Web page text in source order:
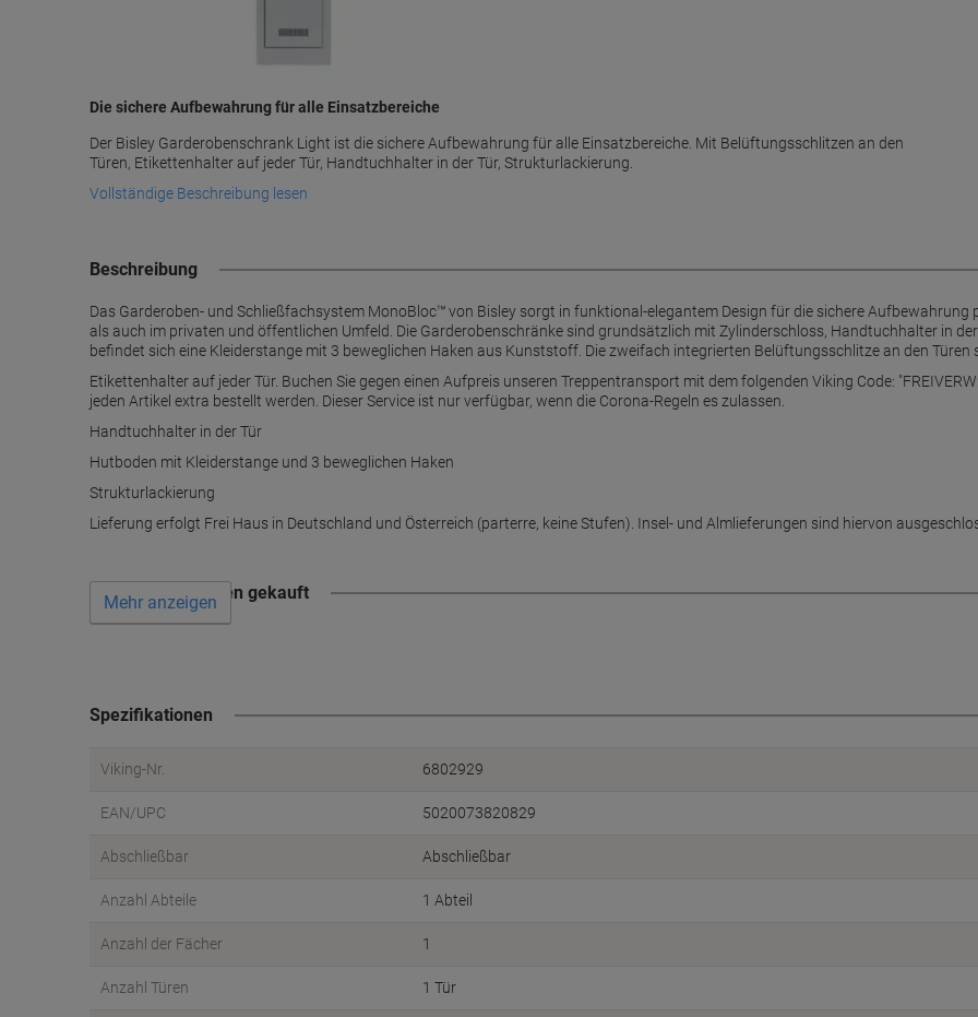
Die sichere Aufbewahrung für alle Einsatzbereiche
Der Bisley Garderobenschrank Light ist die sichere Aufbewahrung für alle Einsatzbereiche. Mit Belüftungsschlitzen an den
Türen, Etikettenhalter auf jeder Tür, Handtuchhalter in der Tür, Strukturlackierung.
Vollständige Beschreibung lesen
Beschreibung
Das Garderoben- und Schließfachsystem MonoBloc™ von Bisley sorgt in funktional-elegantem Design für die sichere
als auch im privaten und öffentlichen Umfeld. Die Garderobenschränke sind grundsätzlich mit Zylinderschloss, Handtuchhalter in
befindet sich eine Kleiderstange mit 3 beweglichen Haken aus Kunststoff. Die zweifach integrierten Belüftungsschlitze an den
Etikettenhalter auf jeder Tür. Buchen Sie gegen einen Aufpreis unseren Treppentransport mit dem folgenden Viking Code:
jeden Artikel extra bestellt werden. Dieser Service ist nur verfügbar, wenn die Corona-Regeln es zulassen.
Handtuchhalter in der Tür
Hutboden mit Kleiderstange und 3 beweglichen Haken
Strukturlackierung
Lieferung erfolgt Frei Haus in Deutschland und Österreich (parterre, keine Stufen). Insel- und Almlieferungen sind hiervon
Wird oft zusammen gekauft
Mehr anzeigen
Spezifikationen
Viking-Nr. 6802929
EAN/UPC 5020073820829
Abschließbar Abschließbar
Anzahl Abteile 1 Abteil
Anzahl der Fächer 1
Anzahl Türen 1 Tür